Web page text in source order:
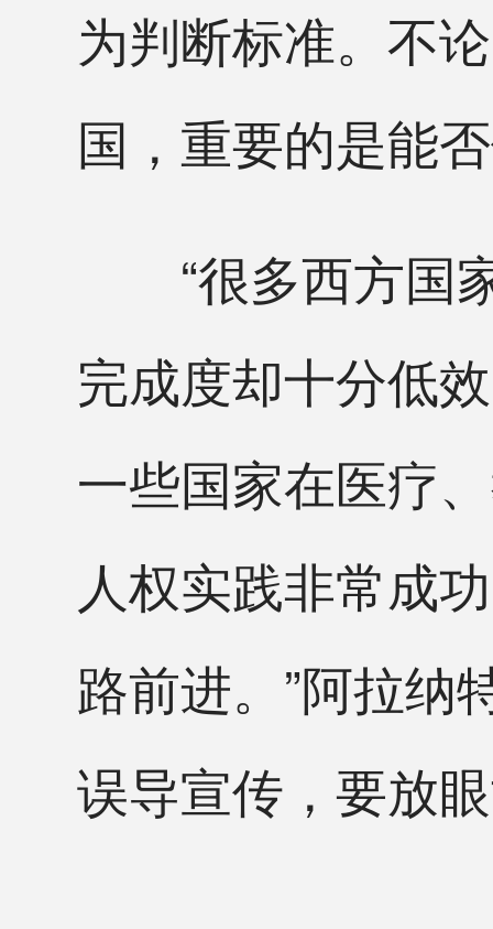
为判断标准。不
国，重要的是能
“很多西方国家
完成度却十分低
一些国家在医疗
人权实践非常成
路前进。”阿拉纳
误导宣传，要放